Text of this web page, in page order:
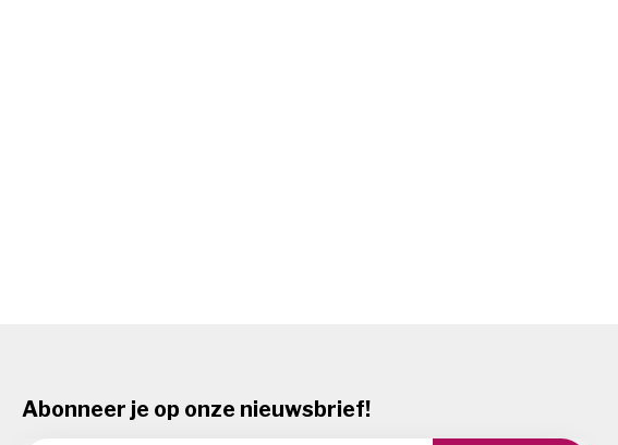
Abonneer je op onze nieuwsbrief!